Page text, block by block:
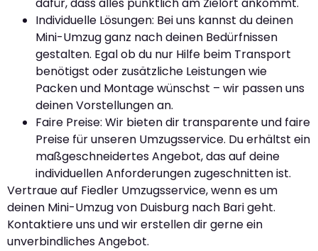
dafür, dass alles pünktlich am Zielort ankommt.
Individuelle Lösungen: Bei uns kannst du deinen
Mini-Umzug ganz nach deinen Bedürfnissen
gestalten. Egal ob du nur Hilfe beim Transport
benötigst oder zusätzliche Leistungen wie
Packen und Montage wünschst – wir passen uns
deinen Vorstellungen an.
Faire Preise: Wir bieten dir transparente und faire
Preise für unseren Umzugsservice. Du erhältst ein
maßgeschneidertes Angebot, das auf deine
individuellen Anforderungen zugeschnitten ist.
Vertraue auf Fiedler Umzugsservice, wenn es um
deinen Mini-Umzug von Duisburg nach Bari geht.
Kontaktiere uns und wir erstellen dir gerne ein
unverbindliches Angebot.